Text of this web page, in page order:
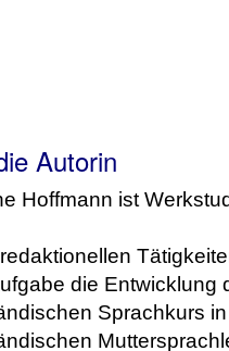
Autorin
Hoffmann ist
die Entwicklung
Sprachkurs